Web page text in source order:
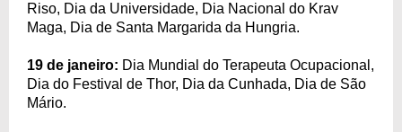
Riso, Dia da Universidade, Dia Nacional do Krav
Maga, Dia de Santa Margarida da Hungria.
19 de janeiro: Dia Mundial do Terapeuta Ocupacional,
Dia do Festival de Thor, Dia da Cunhada, Dia de São
Mário.